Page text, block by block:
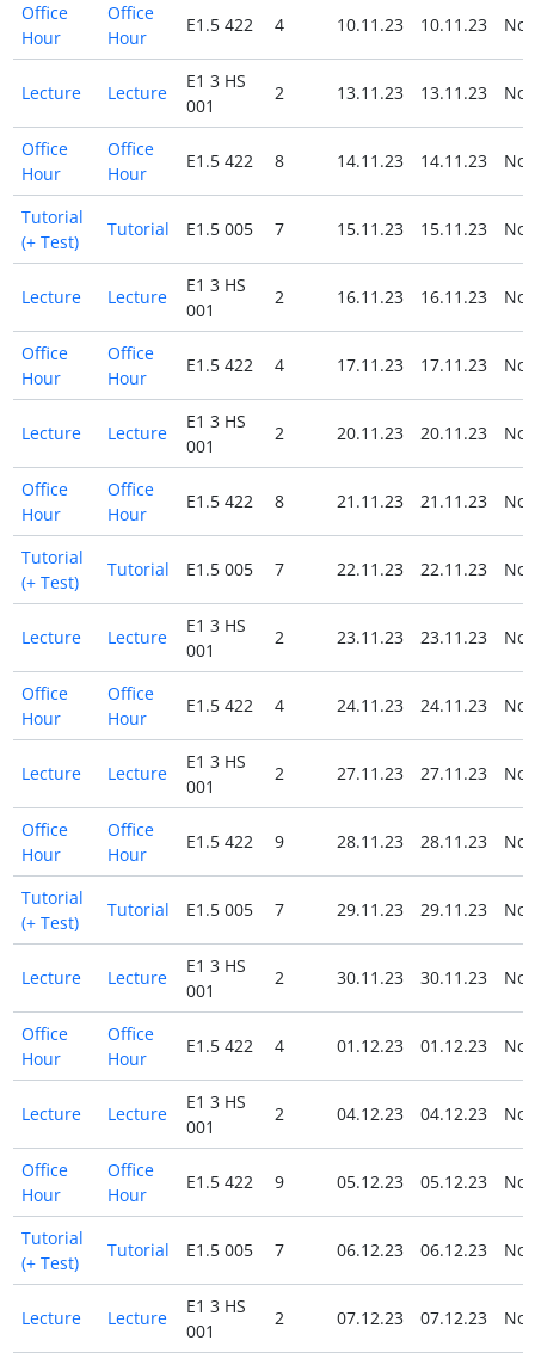
Office
Hour
Office
Hour
E1.5 422 4 10.11.23 10.11.23 No
Lecture Lecture
E1 3 HS
001
2 13.11.23 13.11.23 No
Office
Hour
Office
Hour
E1.5 422 8 14.11.23 14.11.23 No
Tutorial
(+ Test)
Tutorial E1.5 005 7 15.11.23 15.11.23 No
Lecture Lecture
E1 3 HS
001
2 16.11.23 16.11.23 No
Office
Hour
Office
Hour
E1.5 422 4 17.11.23 17.11.23 No
Lecture Lecture
E1 3 HS
001
2 20.11.23 20.11.23 No
Office
Hour
Office
Hour
E1.5 422 8 21.11.23 21.11.23 No
Tutorial
(+ Test)
Tutorial E1.5 005 7 22.11.23 22.11.23 No
Lecture Lecture
E1 3 HS
001
2 23.11.23 23.11.23 No
Office
Hour
Office
Hour
E1.5 422 4 24.11.23 24.11.23 No
Lecture Lecture
E1 3 HS
001
2 27.11.23 27.11.23 No
Office
Hour
Office
Hour
E1.5 422 9 28.11.23 28.11.23 No
Tutorial
(+ Test)
Tutorial E1.5 005 7 29.11.23 29.11.23 No
Lecture Lecture
E1 3 HS
001
2 30.11.23 30.11.23 No
Office
Hour
Office
Hour
E1.5 422 4 01.12.23 01.12.23 No
Lecture Lecture
E1 3 HS
001
2 04.12.23 04.12.23 No
Office
Hour
Office
Hour
E1.5 422 9 05.12.23 05.12.23 No
Tutorial
(+ Test)
Tutorial E1.5 005 7 06.12.23 06.12.23 No
Lecture Lecture
E1 3 HS
001
2 07.12.23 07.12.23 No